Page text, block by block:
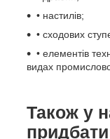
• настилів;
• сходових
• елементів
видах
Також у